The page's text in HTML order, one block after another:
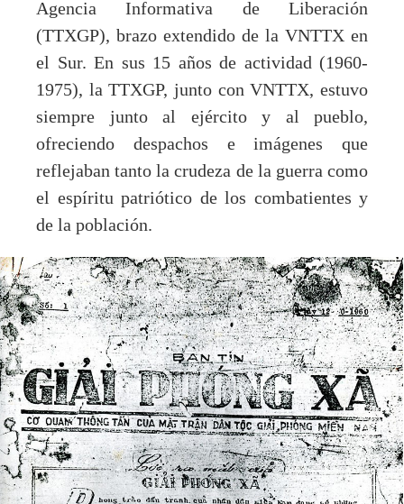
Agencia Informativa de Liberación
(TTXGP), brazo extendido de la VNTTX en
el Sur. En sus 15 años de actividad (1960-
1975), la TTXGP, junto con VNTTX, estuvo
siempre junto al ejército y al pueblo,
ofreciendo despachos e imágenes que
reflejaban tanto la crudeza de la guerra como
el espíritu patriótico de los combatientes y
de la población.